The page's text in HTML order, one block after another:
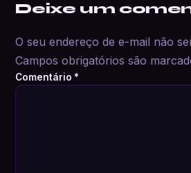
Deixe um
O seu endereço de e-mail não
Campos obrigatórios são
Comentário *